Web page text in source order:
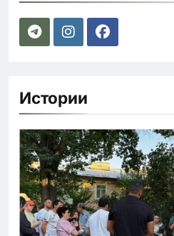
Истории